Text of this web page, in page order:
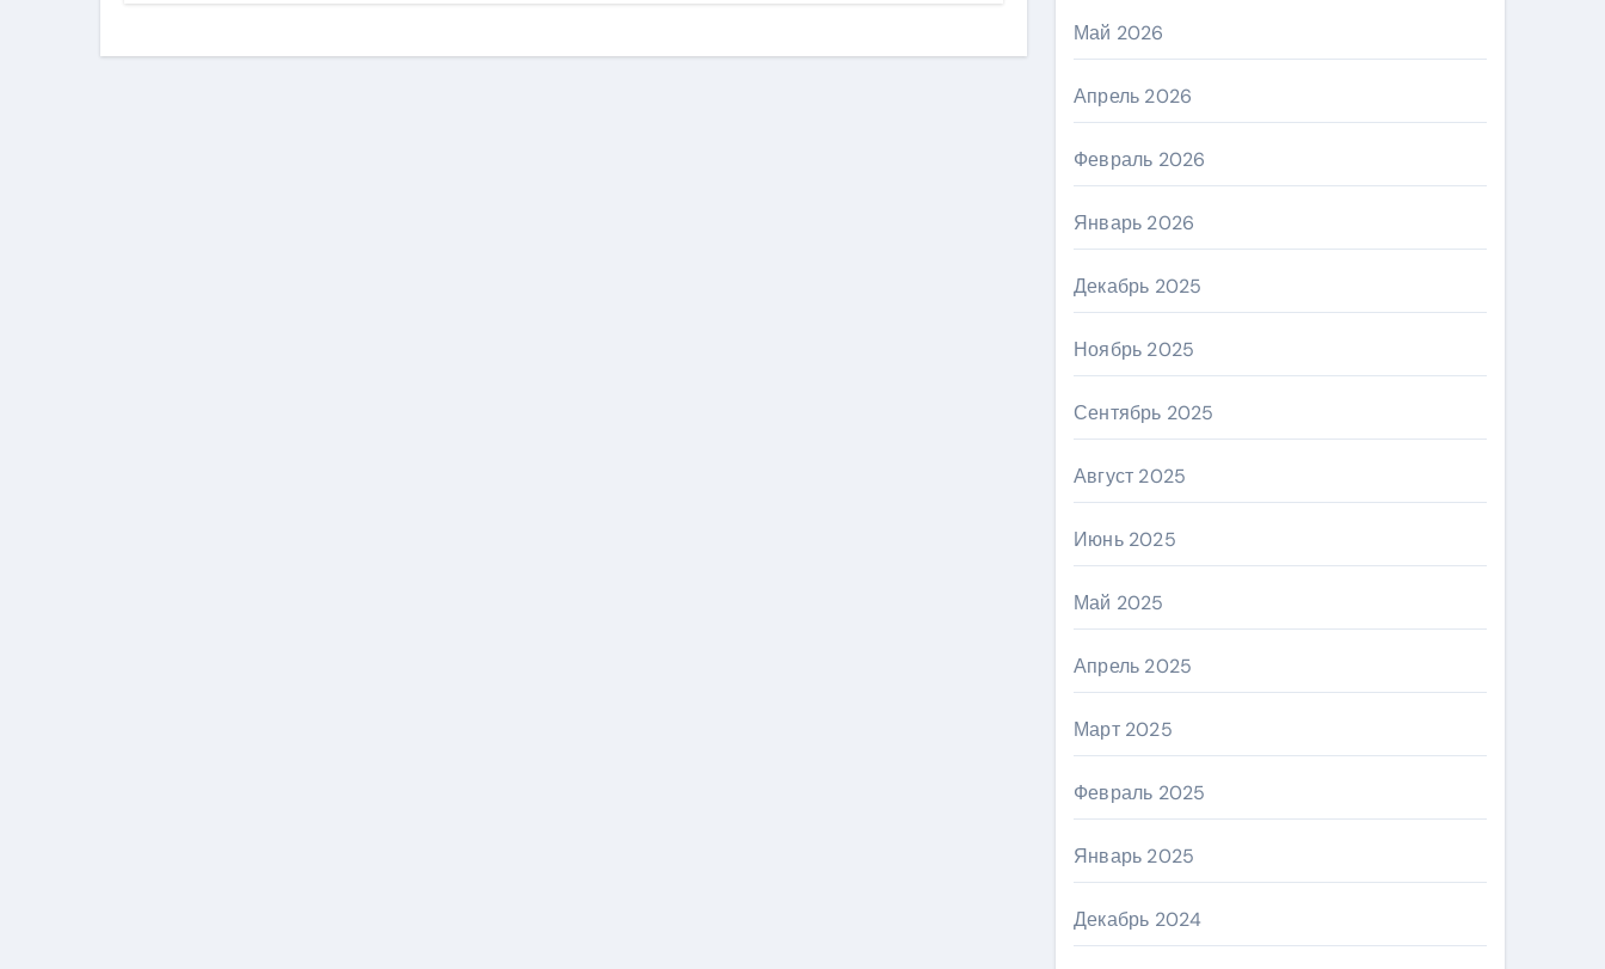
Май 2026
Апрель 2026
Февраль 2026
Январь 2026
Декабрь 2025
Ноябрь 2025
Сентябрь 2025
Август 2025
Июнь 2025
Май 2025
Апрель 2025
Март 2025
Февраль 2025
Январь 2025
Декабрь 2024